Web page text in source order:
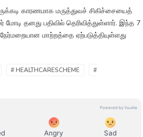
காரணமாக மருத்துவச் சிகிச்சையைத்
மோடி தனது பதிவில் தெரிவித்துள்ளார். இந்த 7
மாற்றத்தை ஏற்படுத்தியுள்ளது
# HEALTHCARESCHEME
#